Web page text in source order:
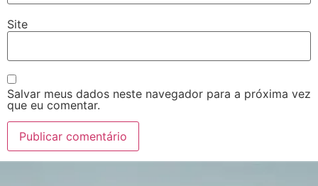
Site
Salvar meus dados neste navegador para a próxima vez
que eu comentar.